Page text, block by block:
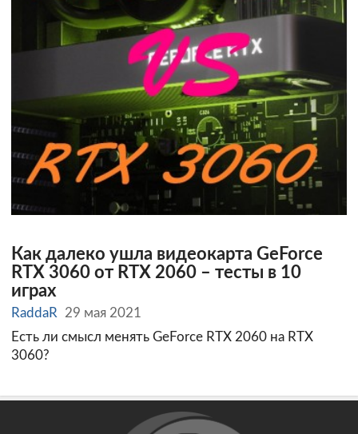
Как далеко ушла видеокарта GeForce
RTX 3060 от RTX 2060 – тесты в 10
играх
RaddaR
29 мая 2021
Есть ли смысл менять GeForce RTX 2060 на RTX
3060?